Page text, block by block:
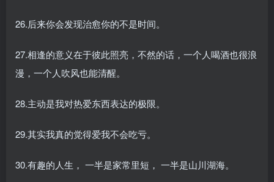
26.后来你会发现治愈你的不是时间。
27.相逢的意义在于彼此照亮，不然的话，一个人喝酒也很浪
漫，一个人吹风也能清醒。
28.主动是我对热爱东西表达的极限。
29.其实我真的觉得爱我不会吃亏。
30.有趣的人生， 一半是家常里短， 一半是山川湖海。